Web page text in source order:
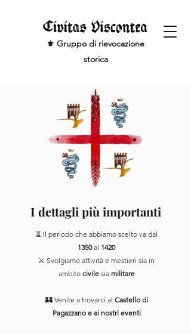
⚜️ Gruppo di rievocazione
storica
I dettagli più importanti
⏳ Il periodo che abbiamo scelto va dal
1350al 1420
⚔️ Svolgiamo attività e mestieri sia in
ambito civilesia militare
🏰 Venite a trovarci al Castello di
Pagazzano e ai nostri eventi